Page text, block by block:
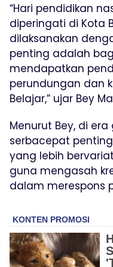
“Hari pendidikan
diperingati di Kota
dilaksanakan
penting adalah
mendapatkan
perundungan dan
Belajar,” ujar Bey
Menurut Bey, di
serbacepat
yang lebih
guna mengasah
dalam merespons